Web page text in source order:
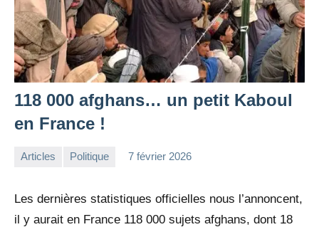
118 000 afghans… un petit Kaboul
en France !
Articles Politique 7 février 2026
Les dernières statistiques officielles nous l’annoncent,
il y aurait en France 118 000 sujets afghans, dont 18